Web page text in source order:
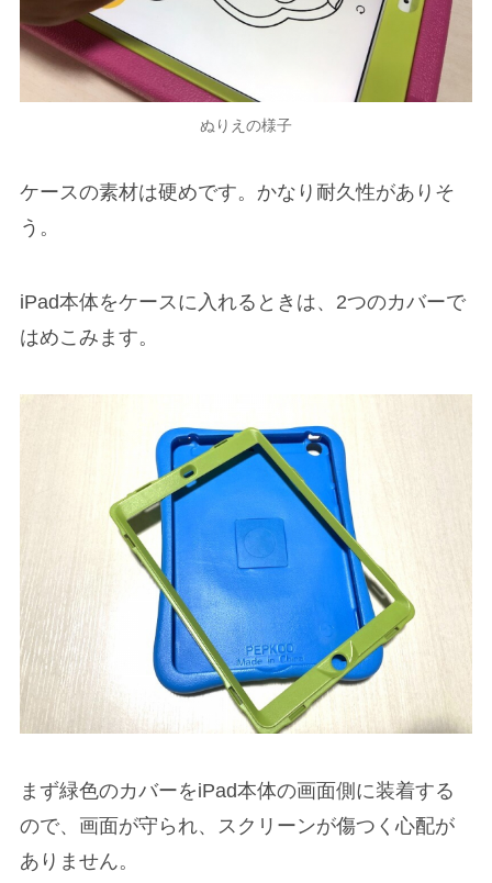
ぬりえの様子
ケースの素材は硬めです。かなり耐久性がありそ
う。
iPad本体をケースに入れるときは、2つのカバーで
はめこみます。
まず緑色のカバーをiPad本体の画面側に装着する
ので、画面が守られ、スクリーンが傷つく心配が
ありません。